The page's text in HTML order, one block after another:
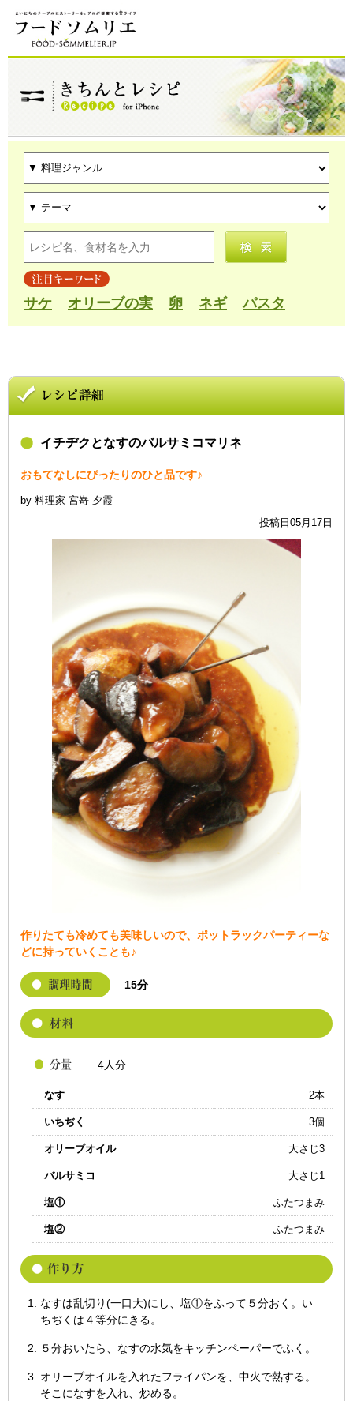
サケ オリーブの実 卵 ネギ パスタ
イチヂクとなすのバルサミコマリネ
おもてなしにぴったりのひと品です♪
by 料理家 宮嵜 夕霞
投稿日05月17日
作りたても冷めても美味しいので、ポットラックパーティーな
どに持っていくことも♪
15分
4人分
なす 2本
いちぢく 3個
オリーブオイル 大さじ3
バルサミコ 大さじ1
塩① ふたつまみ
塩② ふたつまみ
なすは乱切り(一口大)にし、塩①をふって５分おく。い
ちぢくは４等分にきる。
５分おいたら、なすの水気をキッチンペーパーでふく。
オリーブオイルを入れたフライパンを、中火で熱する。
そこになすを入れ、炒める。